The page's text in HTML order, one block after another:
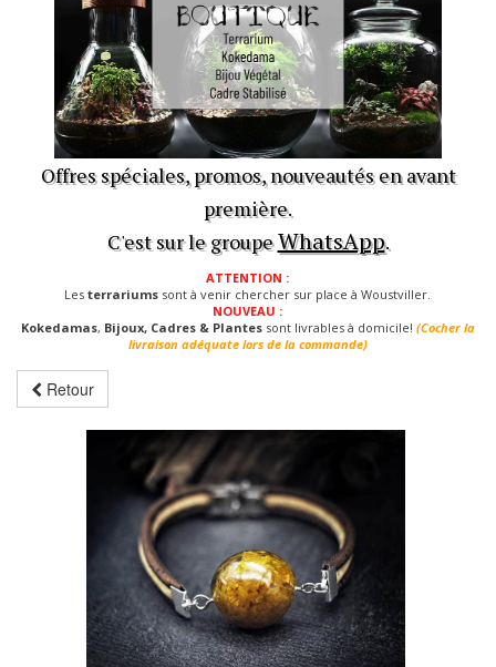
Offres spéciales, promos, nouveautés en avant
première.
C'est sur le groupeWhatsApp.
ATTENTION :
Lesterrariums sont à venir chercher sur place à Woustviller.
NOUVEAU :
Kokedamas, Bijoux, Cadres & Plantessont livrables à domicile! (Cocher la
livraison adéquate lors de la commande)
Retour